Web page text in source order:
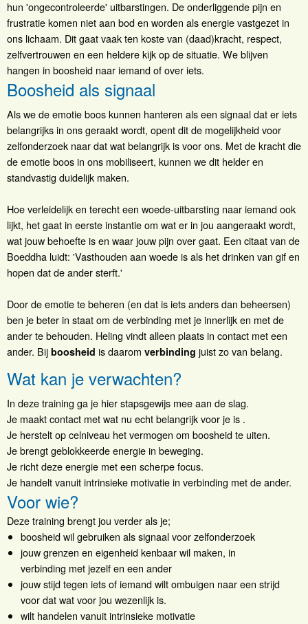
hun 'ongecontroleerde' uitbarstingen. De onderliggende pijn en
frustratie komen niet aan bod en worden als energie vastgezet in
ons lichaam. Dit gaat vaak ten koste van (daad)kracht, respect,
zelfvertrouwen en een heldere kijk op de situatie. We blijven
hangen in boosheid naar iemand of over iets.
Boosheid als signaal
Als we de emotie boos kunnen hanteren als een signaal dat er iets
belangrijks in ons geraakt wordt, opent dit de mogelijkheid voor
zelfonderzoek naar dat wat belangrijk is voor ons. Met de kracht die
de emotie boos in ons mobiliseert, kunnen we dit helder en
standvastig duidelijk maken.
Hoe verleidelijk en terecht een woede-uitbarsting naar iemand ook
lijkt, het gaat in eerste instantie om wat er in jou aangeraakt wordt,
wat jouw behoefte is en waar jouw pijn over gaat. Een citaat van de
Boeddha luidt: 'Vasthouden aan woede is als het drinken van gif en
hopen dat de ander sterft.'
Door de emotie te beheren (en dat is iets anders dan beheersen)
ben je beter in staat om de verbinding met je innerlijk en met de
ander te behouden. Heling vindt alleen plaats in contact met een
ander. Bij boosheid is daarom verbinding juist zo van belang.
Wat kan je verwachten?
In deze training ga je hier stapsgewijs mee aan de slag.
Je maakt contact met wat nu echt belangrijk voor je is .
Je herstelt op celniveau het vermogen om boosheid te uiten.
Je brengt geblokkeerde energie in beweging.
Je richt deze energie met een scherpe focus.
Je handelt vanuit intrinsieke motivatie in verbinding met de ander.
Voor wie?
Deze training brengt jou verder als je;
boosheid wil gebruiken als signaal voor zelfonderzoek
jouw grenzen en eigenheid kenbaar wil maken, in
verbinding met jezelf en een ander
jouw stijd tegen iets of iemand wilt ombuigen naar een strijd
voor dat wat voor jou wezenlijk is.
wilt handelen vanuit intrinsieke motivatie